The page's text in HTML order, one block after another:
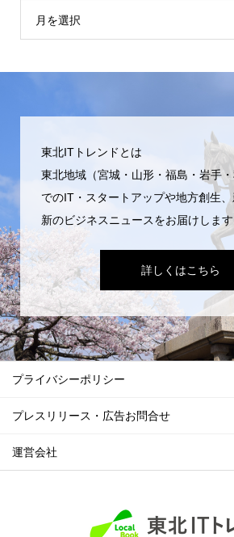
月を選択
東北ITトレンドとは
東北地域（宮城・山形・福島・岩手
でのIT・スタートアップや地方創生
新のビジネスニュースをお届けします
詳しくはこちら
プライバシーポリシー
プレスリリース・広告お問合せ
運営会社